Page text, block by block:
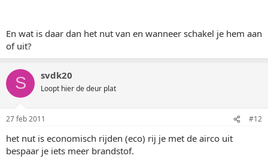
En wat is daar dan het nut van en wanneer schakel je hem aan
of uit?
S svdk20
Loopt hier de deur plat
27 feb 2011 #12
het nut is economisch rijden (eco) rij je met de airco uit
bespaar je iets meer brandstof.